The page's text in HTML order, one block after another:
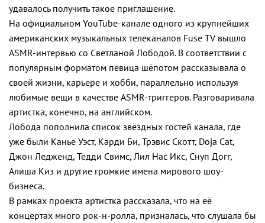
удавалось получить такое приглашение.
На официальном YouTube-канале одного из крупнейших
американских музыкальных телеканалов Fuse TV вышло
ASMR-интервью со Светланой Лободой. В соответствии с
популярным форматом певица шёпотом рассказывала о
своей жизни, карьере и хобби, параллельно используя
любимые вещи в качестве ASMR-триггеров. Разговаривала
артистка, конечно, на английском.
Лобода пополнила список звёздных гостей канала, где
уже были Канье Уэст, Карди Би, Трэвис Скотт, Doja Cat,
Джон Ледженд, Тедди Свимс, Лил Нас Икс, Снуп Догг,
Алиша Киз и другие громкие имена мирового шоу-
бизнеса.
В рамках проекта артистка рассказала, что на её
концертах много рок-н-ролла, призналась, что слушала бы